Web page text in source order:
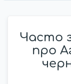
Часто
про